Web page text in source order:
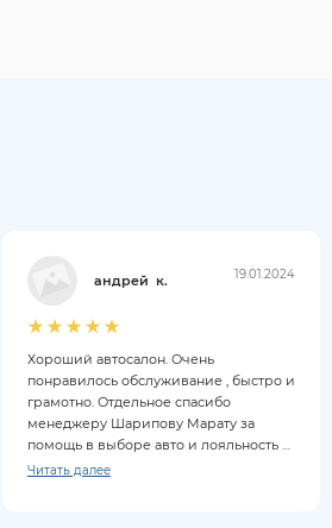
андрей к. 19.01.2024
Хороший автосалон. Очень
понравилось обслуживание , быстро и
грамотно. Отдельное спасибо
менеджеру Шарипову Марату за
помощь в выборе авто и лояльность к
клиентам. Покупкой довольны на все
Читать далее